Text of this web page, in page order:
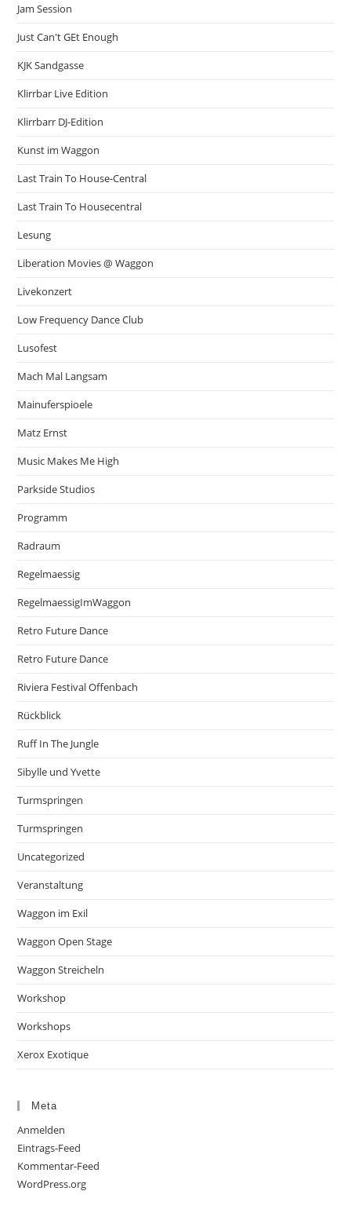
Jam Session
Just Can't GEt Enough
KJK Sandgasse
Klirrbar Live Edition
Klirrbarr DJ-Edition
Kunst im Waggon
Last Train To House-Central
Last Train To Housecentral
Lesung
Liberation Movies @ Waggon
Livekonzert
Low Frequency Dance Club
Lusofest
Mach Mal Langsam
Mainuferspioele
Matz Ernst
Music Makes Me High
Parkside Studios
Programm
Radraum
Regelmaessig
RegelmaessigImWaggon
Retro Future Dance
Retro Future Dance
Riviera Festival Offenbach
Rückblick
Ruff In The Jungle
Sibylle und Yvette
Turmspringen
Turmspringen
Uncategorized
Veranstaltung
Waggon im Exil
Waggon Open Stage
Waggon Streicheln
Workshop
Workshops
Xerox Exotique
Meta
Anmelden
Eintrags-Feed
Kommentar-Feed
WordPress.org